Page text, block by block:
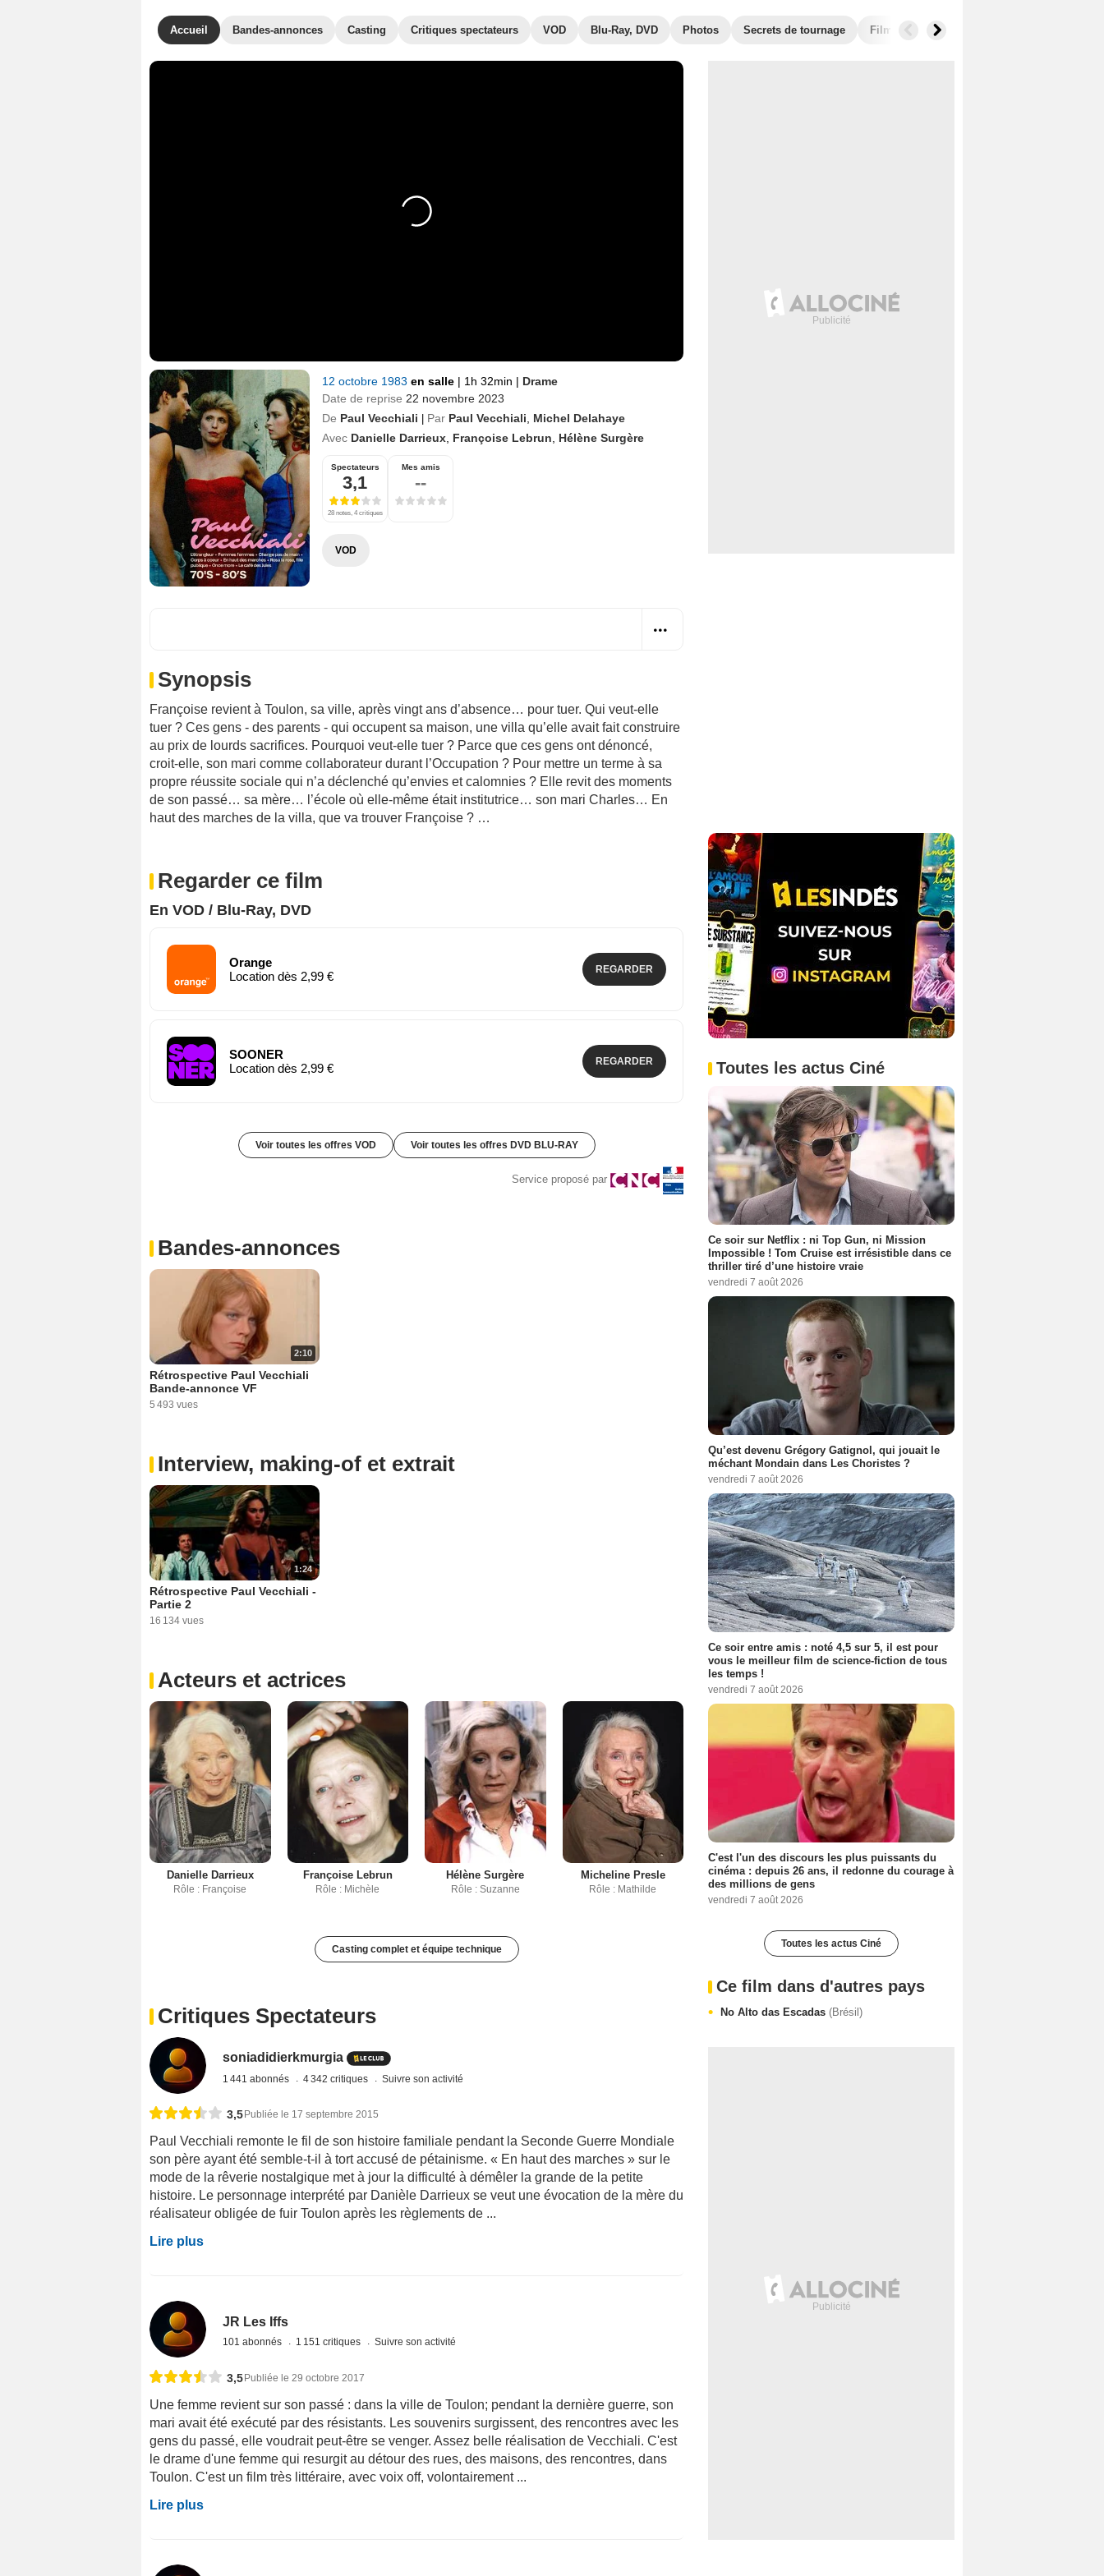
Accueil Bandes-annonces Casting Critiques spectateurs VOD Blu-Ray, DVD Photos Secrets de tournage Films similaires
12 octobre 1983 en salle | 1h 32min | Drame
Date de reprise 22 novembre 2023
De Paul Vecchiali | Par Paul Vecchiali
Michel Delahaye
Avec Danielle Darrieux Françoise Lebrun Hélène Surgère
Spectateurs
3,1
28 notes, 4 critiques
Mes amis
--
VOD
Synopsis
Françoise revient à Toulon, sa ville, après vingt ans d’absence… pour tuer. Qui veut-elle
tuer ? Ces gens - des parents - qui occupent sa maison, une villa qu’elle avait fait construire
au prix de lourds sacrifices. Pourquoi veut-elle tuer ? Parce que ces gens ont dénoncé,
croit-elle, son mari comme collaborateur durant l’Occupation ? Pour mettre un terme à sa
propre réussite sociale qui n’a déclenché qu’envies et calomnies ? Elle revit des moments
de son passé… sa mère… l’école où elle-même était institutrice… son mari Charles… En
haut des marches de la villa, que va trouver Françoise ? …
Regarder ce film
En VOD / Blu-Ray, DVD
Orange
Location dès 2,99 €
REGARDER
SOONER
Location dès 2,99 €
REGARDER
Voir toutes les offres VOD Voir toutes les offres DVD BLU-RAY
Service proposé par
Bandes-annonces
2:10
Rétrospective Paul Vecchiali
Bande-annonce VF
5 493 vues
Interview, making-of et extrait
1:24
Rétrospective Paul Vecchiali -
Partie 2
16 134 vues
Acteurs et actrices
Danielle Darrieux
Rôle : Françoise
Françoise Lebrun
Rôle : Michèle
Hélène Surgère
Rôle : Suzanne
Micheline Presle
Rôle : Mathilde
Casting complet et équipe technique
Critiques Spectateurs
soniadidierkmurgia
1 441 abonnés 4 342 critiques Suivre son activité
3,5 Publiée le 17 septembre 2015
Paul Vecchiali remonte le fil de son histoire familiale pendant la Seconde Guerre Mondiale
son père ayant été semble-t-il à tort accusé de pétainisme. « En haut des marches » sur le
mode de la rêverie nostalgique met à jour la difficulté à démêler la grande de la petite
histoire. Le personnage interprété par Danièle Darrieux se veut une évocation de la mère du
réalisateur obligée de fuir Toulon après les règlements de ...
Lire plus
JR Les Iffs
101 abonnés 1 151 critiques Suivre son activité
3,5 Publiée le 29 octobre 2017
Une femme revient sur son passé : dans la ville de Toulon; pendant la dernière guerre, son
mari avait été exécuté par des résistants. Les souvenirs surgissent, des rencontres avec les
gens du passé, elle voudrait peut-être se venger. Assez belle réalisation de Vecchiali. C'est
le drame d'une femme qui resurgit au détour des rues, des maisons, des rencontres, dans
Toulon. C'est un film très littéraire, avec voix off, volontairement ...
Lire plus
Toutes les actus Ciné
Ce soir sur Netflix : ni Top Gun, ni Mission
Impossible ! Tom Cruise est irrésistible dans ce
thriller tiré d’une histoire vraie
vendredi 7 août 2026
Qu’est devenu Grégory Gatignol, qui jouait le
méchant Mondain dans Les Choristes ?
vendredi 7 août 2026
Ce soir entre amis : noté 4,5 sur 5, il est pour
vous le meilleur film de science-fiction de tous
les temps !
vendredi 7 août 2026
C'est l'un des discours les plus puissants du
cinéma : depuis 26 ans, il redonne du courage à
des millions de gens
vendredi 7 août 2026
Toutes les actus Ciné
Ce film dans d'autres pays
No Alto das Escadas (Brésil)